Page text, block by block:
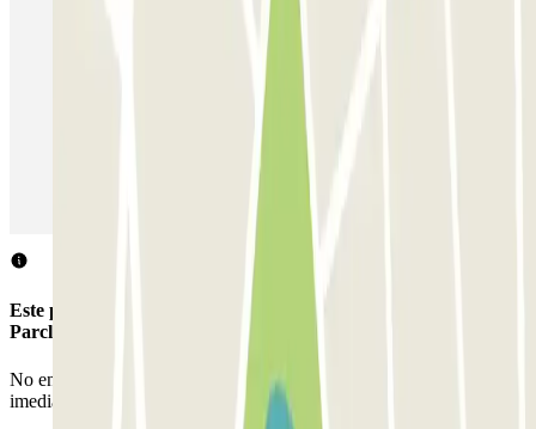
Estacionamento em Lisboa
Estacionamento em Sevilha
Estacionamento em Aeroporto de Adolfo Suárez Madrid–Barajas
Este parque de estacionamento não aceita reservas através da
Parclick.
No entanto, podes reservar um dos parques de estacionamento nas
imediações.